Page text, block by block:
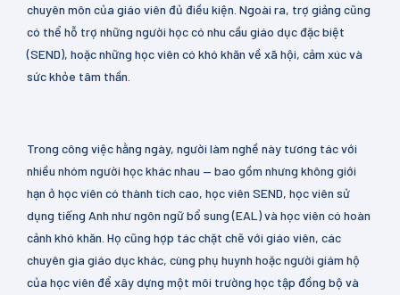
chuyên môn của giáo viên đủ điều kiện. Ngoài ra, trợ giảng cũng
có thể hỗ trợ những người học có nhu cầu giáo dục đặc biệt
(SEND), hoặc những học viên có khó khăn về xã hội, cảm xúc và
sức khỏe tâm thần.
Trong công việc hằng ngày, người làm nghề này tương tác với
nhiều nhóm người học khác nhau — bao gồm nhưng không giới
hạn ở học viên có thành tích cao, học viên SEND, học viên sử
dụng tiếng Anh như ngôn ngữ bổ sung (EAL) và học viên có hoàn
cảnh khó khăn. Họ cũng hợp tác chặt chẽ với giáo viên, các
chuyên gia giáo dục khác, cùng phụ huynh hoặc người giám hộ
của học viên để xây dựng một môi trường học tập đồng bộ và